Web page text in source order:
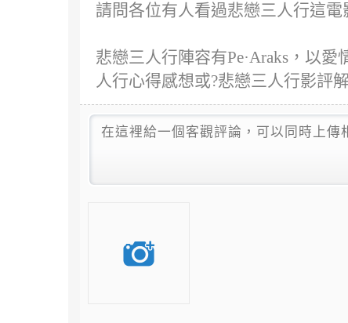
請問各位有人看過悲戀三人行這電
悲戀三人行陣容有Pe·Araks，以
人行心得感想或?悲戀三人行影評